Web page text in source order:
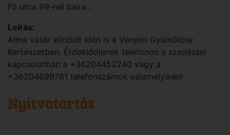
Fő utca 99-nél balra...
Leírás:
Alma vásár elindult idén is a Venyim Gyümölcse
Kertészetben. Érdeklődjenek telefonon a szedéssel
kapcsolatban a +36204452240 vagy a
+36204699761 telefonszámok valamelyikén!
Nyitvatartás